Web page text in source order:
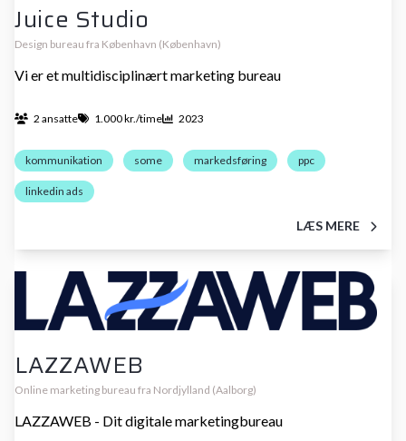
Juice Studio
Design bureau fra København (København)
Vi er et multidisciplinært marketing bureau
2 ansatte 1.000 kr./time 2023
kommunikation some markedsføring ppc
linkedin ads
LÆS MERE
LAZZAWEB
Online marketing bureau fra Nordjylland (Aalborg)
LAZZAWEB - Dit digitale marketingbureau